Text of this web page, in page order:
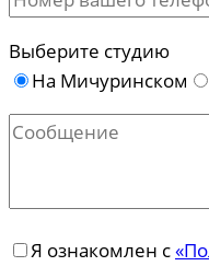
Выберите студию
На Мичуринском
Я ознакомлен с